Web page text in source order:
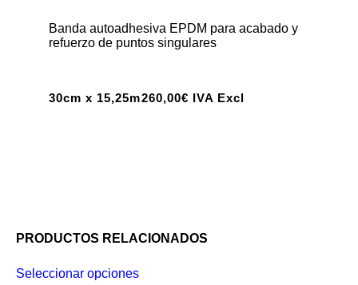
Banda autoadhesiva EPDM para acabado y
refuerzo de puntos singulares
30cm x 15,25m260,00€ IVA Excl
PRODUCTOS RELACIONADOS
Seleccionar opciones